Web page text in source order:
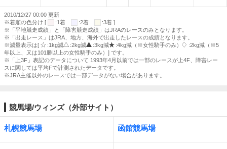
2010/12/27 00:00 更新
※着順の色分け [
:1着 :2着
:3着 ]
※「平地競走成績」と「障害競走成績」はJRAのレースのみとなります。
※「出走レース」はJRA、地方、海外で出走したレースの成績となります。
※減量表示は[
:1kg減 :2kg減 :3kg減 :4kg減（※女性騎手のみ）
:2kg減（※5
年以上、又は101勝以上の女性騎手のみ）] です。
※「上3F」表記のデータについて 1993年4月以前では一部のレースが上4F、障害レー
スに関しては平均Fで計測されたデータです。
※JRA主催以外のレースでは一部データがない場合があります。
競馬場/ウィンズ（外部サイト）
札幌競馬場 函館競馬場